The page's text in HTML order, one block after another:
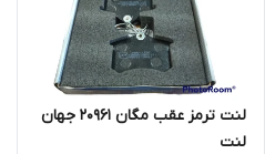
لنت ترمز عقب مگان 20961 جهان
لنت